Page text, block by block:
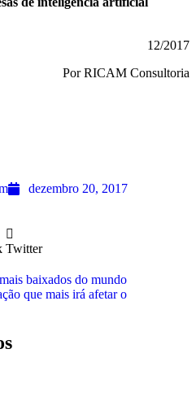
12/2017
Por RICAM Consultoria
dezembro 20, 2017
Twitter
baixados do mundo
que mais irá afetar o